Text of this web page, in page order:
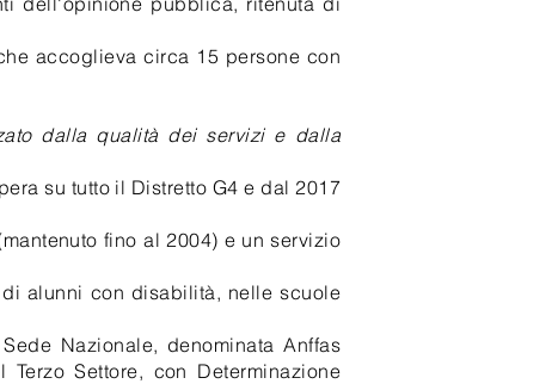
accoglieva circa 15 persone con
dalla qualità dei servizi e dalla
su tutto il Distretto G4 e dal 2017
fino al 2004) e un servizio
alunni con disabilità, nelle scuole
Nazionale, denominata Anffas
Settore, con Determinazione